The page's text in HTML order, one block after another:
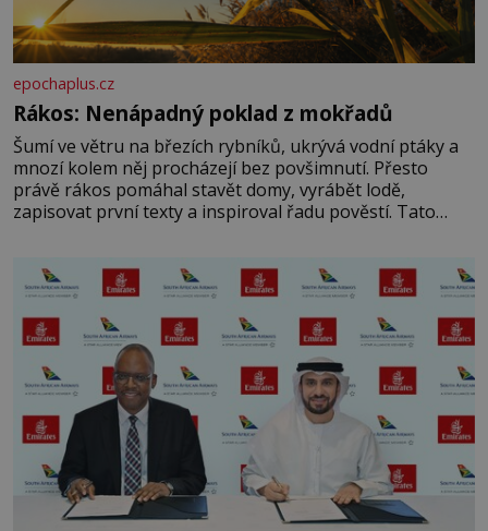
epochaplus.cz
Rákos: Nenápadný poklad z mokřadů
Šumí ve větru na březích rybníků, ukrývá vodní ptáky a
mnozí kolem něj procházejí bez povšimnutí. Přesto
právě rákos pomáhal stavět domy, vyrábět lodě,
zapisovat první texty a inspiroval řadu pověstí. Tato
letního koupání. Stačí se však podívat